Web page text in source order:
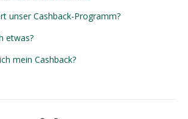
unser Cashback-Programm?
etwas?
mein Cashback?